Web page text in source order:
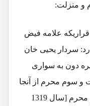
و منزلت:
علامه فیض
سردار یحیی خان
دون به سواری
و سوم محرم از آنجا
عازم کابل شده، در روز بیست و نهم محرم [سال 1319